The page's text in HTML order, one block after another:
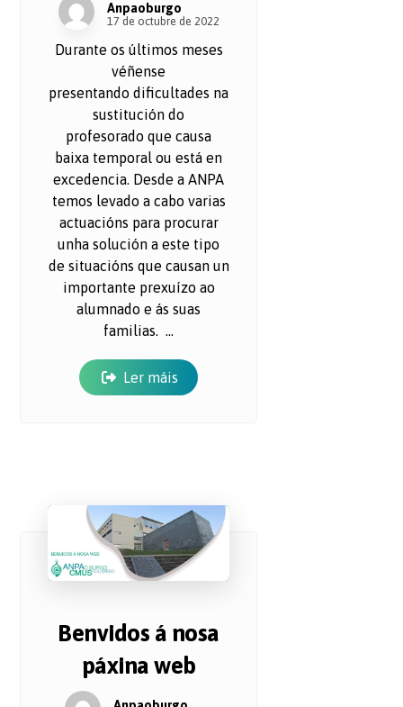
Anpaoburgo
17 de octubre de 2022
Durante os últimos meses
véñense
presentando dificultades na
sustitución do
profesorado que causa
baixa temporal ou está en
excedencia. Desde a ANPA
temos levado a cabo varias
actuacións para procurar
unha solución a este tipo
de situacións que causan un
importante prexuízo ao
alumnado e ás suas
familias. ...
Ler máis
Benvidos á nosa
páxina web